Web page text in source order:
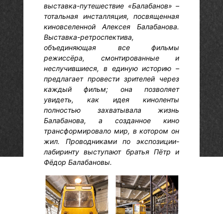
выставка-путешествие «Балабанов» –
тотальная инсталляция, посвященная
киновселенной Алексея Балабанова.
Выставка-ретроспектива,
объединяющая все фильмы
режиссёра, смонтированные и
неслучившиеся, в единую историю –
предлагает провести зрителей через
каждый фильм; она позволяет
увидеть, как идея киноленты
полностью захватывала жизнь
Балабанова, а созданное кино
трансформировало мир, в котором он
жил. Проводниками по экспозиции-
лабиринту выступают братья Пётр и
Фёдор Балабановы.